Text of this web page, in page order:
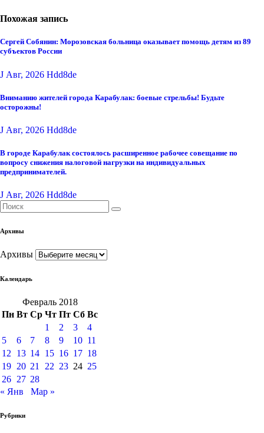
Похожая запись
Сергей Собянин: Морозовская больница оказывает помощь детям из 89
субъектов России
J Авг, 2026 Hdd8de
Вниманию жителей города Карабулак: боевые стрельбы! Будьте
осторожны!
J Авг, 2026 Hdd8de
В городе Карабулак состоялось расширенное рабочее совещание по
вопросу снижения налоговой нагрузки на индивидуальных
предпринимателей.
J Авг, 2026 Hdd8de
Архивы
Архивы
Календарь
Февраль 2018
Пн Вт Ср Чт Пт Сб Вс
1
2 3
4
5
6 7 8 9 10 11
12
13 14 15 16 17 18
19 20 21 22 23 24 25
26 27 28
« Янв
Мар »
Рубрики